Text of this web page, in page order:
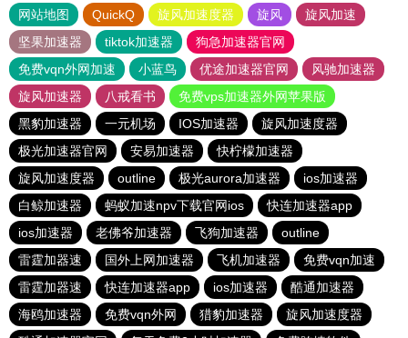
网站地图 QuickQ 旋风加速度器 旋风
旋风加速
坚果加速器
tiktok加速器
狗急加速器官网
免费vqn外网加速
小蓝鸟 优途加速器官网
风驰加速器
旋风加速器
八戒看书
免费vps加速器外网苹果版
黑豹加速器
一元机场 IOS加速器
旋风加速度器
极光加速器官网
安易加速器
快柠檬加速器
旋风加速度器
outline 极光aurora加速器
ios加速器
白鲸加速器
蚂蚁加速npv下载官网ios
快连加速器app
ios加速器
老佛爷加速器 飞狗加速器
outline
雷霆加器速
国外上网加速器 飞机加速器
免费vqn加速
雷霆加器速
快连加速器app ios加速器
酷通加速器
海鸥加速器
免费vqn外网 猎豹加速器
旋风加速度器